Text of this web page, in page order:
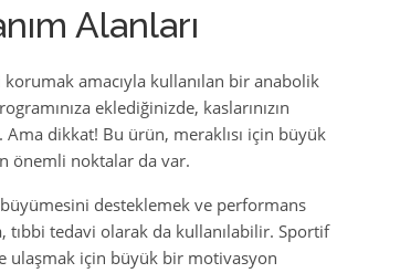
Alanları
amacıyla kullanılan bir anabolik
eklediğinizde, kaslarınızın
dikkat! Bu ürün, meraklısı için büyük
önemli noktalar da var.
büyümesini desteklemek ve performans
tedavi olarak da kullanılabilir. Sportif
ulaşmak için büyük bir motivasyon